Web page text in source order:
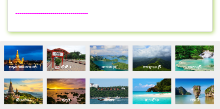
-------------------------------------